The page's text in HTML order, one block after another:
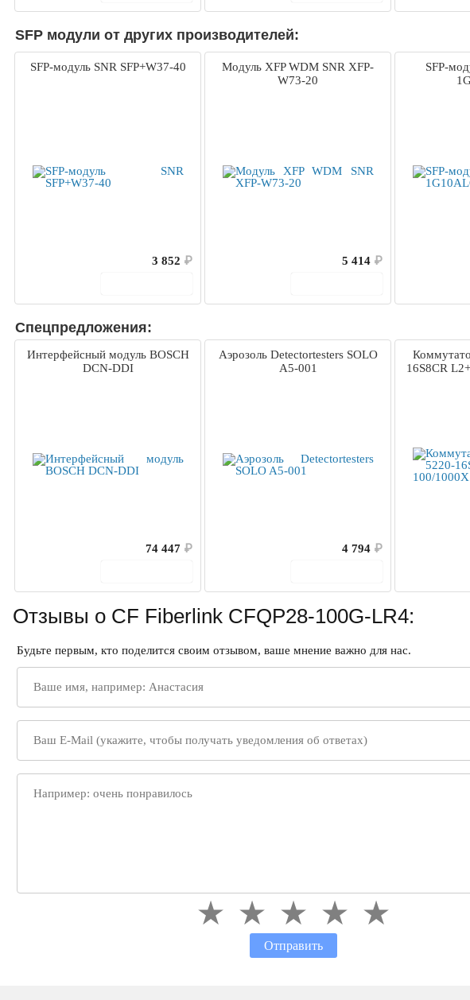
SFP модули от других производителей:
SFP-модуль SNR SFP+W37-40
3 852 ₽
Модуль XFP WDM SNR XFP-
W73-20
5 414 ₽
SFP-
Спецпредложения:
Интерфейсный модуль BOSCH
DCN-DDI
74 447 ₽
Аэрозоль Detectortesters SOLO
A5-001
4 794 ₽
16S8CR
Отзывы о CF Fiberlink CFQP28-100G-LR4:
Будьте первым, кто поделится своим отзывом, ваше мнение важно для нас.
Отправить